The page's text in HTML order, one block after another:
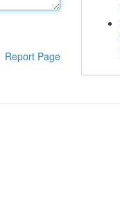
Report Page